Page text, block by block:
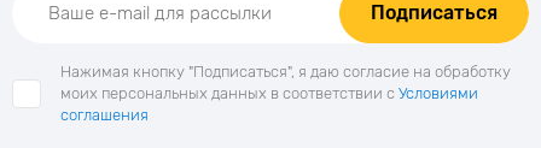
Подписаться
Нажимая кнопку "Подписаться", я даю согласие на обработку
моих персональных данных в соответствии с Условиями
соглашения